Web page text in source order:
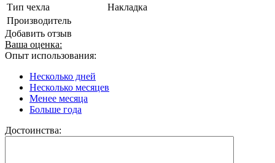
Тип чехла
Накладка
Производитель
Добавить отзыв
Ваша оценка:
Опыт использования:
Несколько дней
Несколько месяцев
Менее месяца
Больше года
Достоинства: